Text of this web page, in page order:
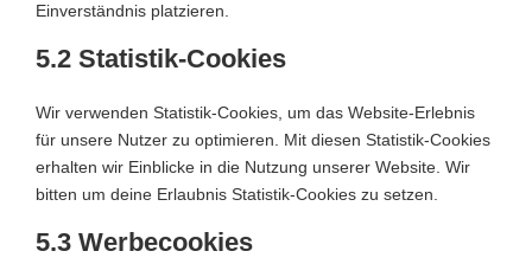
Einverständnis platzieren.
5.2 Statistik-Cookies
Wir verwenden Statistik-Cookies, um das Website-Erlebnis
für unsere Nutzer zu optimieren. Mit diesen Statistik-Cookies
erhalten wir Einblicke in die Nutzung unserer Website. Wir
bitten um deine Erlaubnis Statistik-Cookies zu setzen.
5.3 Werbecookies